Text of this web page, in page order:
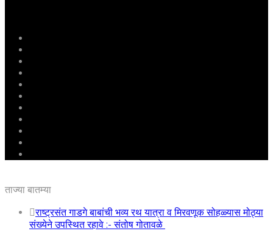
ताज्या बातम्या
राष्ट्रसंत गाडगे बाबांची भव्य रथ यात्रा व मिरवणूक सोहळ्यास मोठ्या
संख्येने उपस्थित रहावे :- संतोष गोतावळे